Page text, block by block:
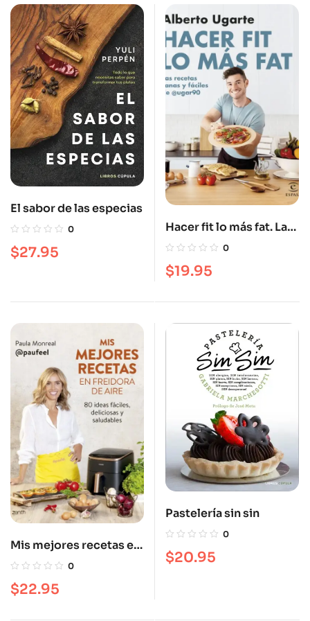
El sabor de las especias
0
$27.95
Hacer fit lo más fat. Las
recetas sanas y fáciles
0
$19.95
Mis mejores recetas en
freidora de aire: 80
y saludables
0
$22.95
Pastelería sin sin
0
$20.95